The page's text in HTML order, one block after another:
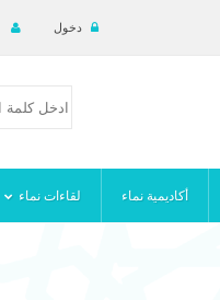
دخول
أكاديمية نماء لقاءات نماء